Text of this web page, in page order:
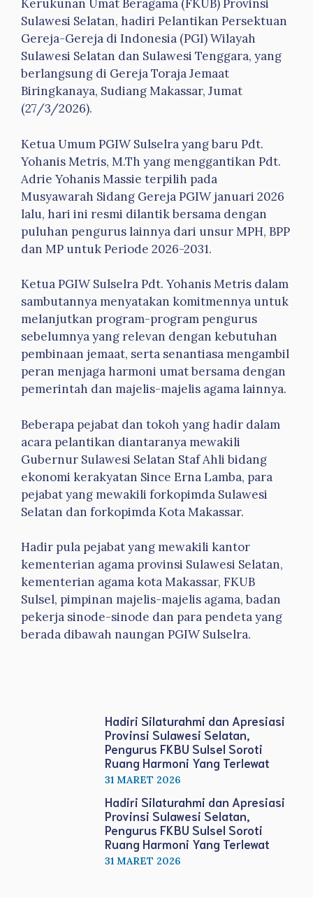
Kerukunan Umat Beragama (FKUB) Provinsi
Sulawesi Selatan, hadiri Pelantikan Persektuan
Gereja-Gereja di Indonesia (PGI) Wilayah
Sulawesi Selatan dan Sulawesi Tenggara, yang
berlangsung di Gereja Toraja Jemaat
Biringkanaya, Sudiang Makassar, Jumat
(27/3/2026).
Ketua Umum PGIW Sulselra yang baru Pdt.
Yohanis Metris, M.Th yang menggantikan Pdt.
Adrie Yohanis Massie terpilih pada
Musyawarah Sidang Gereja PGIW januari 2026
lalu, hari ini resmi dilantik bersama dengan
puluhan pengurus lainnya dari unsur MPH, BPP
dan MP untuk Periode 2026-2031.
Ketua PGIW Sulselra Pdt. Yohanis Metris dalam
sambutannya menyatakan komitmennya untuk
melanjutkan program-program pengurus
sebelumnya yang relevan dengan kebutuhan
pembinaan jemaat, serta senantiasa mengambil
peran menjaga harmoni umat bersama dengan
pemerintah dan majelis-majelis agama lainnya.
Beberapa pejabat dan tokoh yang hadir dalam
acara pelantikan diantaranya mewakili
Gubernur Sulawesi Selatan Staf Ahli bidang
ekonomi kerakyatan Since Erna Lamba, para
pejabat yang mewakili forkopimda Sulawesi
Selatan dan forkopimda Kota Makassar.
Hadir pula pejabat yang mewakili kantor
kementerian agama provinsi Sulawesi Selatan,
kementerian agama kota Makassar, FKUB
Sulsel, pimpinan majelis-majelis agama, badan
pekerja sinode-sinode dan para pendeta yang
berada dibawah naungan PGIW Sulselra.
Hadiri Silaturahmi dan Apresiasi
Provinsi Sulawesi Selatan,
Pengurus FKBU Sulsel Soroti
Ruang Harmoni Yang Terlewat
31 MARET 2026
Hadiri Silaturahmi dan Apresiasi
Provinsi Sulawesi Selatan,
Pengurus FKBU Sulsel Soroti
Ruang Harmoni Yang Terlewat
31 MARET 2026